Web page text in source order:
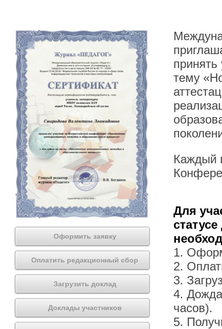
Оформить заявку
Оплатить редакционный сбор
Загрузить доклад
Доклады участников
тему
Каждый
Для
1.
2.
3.
4.
часов).
5.